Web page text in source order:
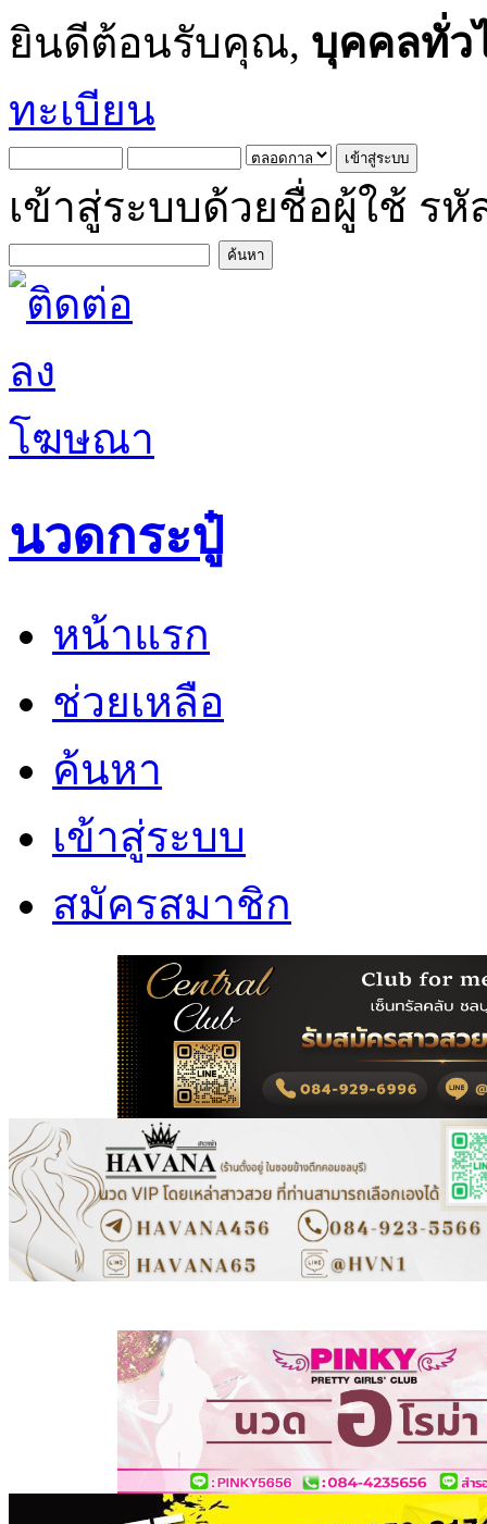
ยินดีต้อนรับคุณ, บุคคลทั่ว
ทะเบียน
เข้าสู่ระบบด้วยชื่อผู้ใช้ รหั
นวดกระปู๋
หน้าแรก
ช่วยเหลือ
ค้นหา
เข้าสู่ระบบ
สมัครสมาชิก